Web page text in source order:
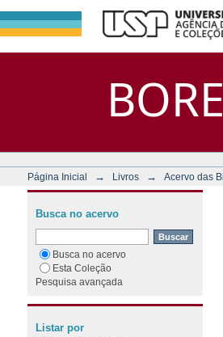
BORE
Página Inicial → Livros → Acervo das
Busca no acervo
Busca no acervo
Esta Coleção
Pesquisa avançada
Listar por